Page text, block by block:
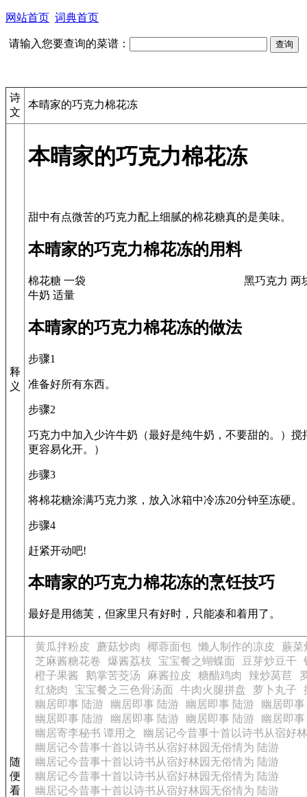
网站首页 词典首页
请输入您要查询的菜谱：
诗
文
本晴家的巧克力棉花冻
释
义
本晴家的巧克力棉花冻
本晴家的巧克力棉花冻的用料
棉花糖 一袋
黑巧克力 两
牛奶 适量
本晴家的巧克力棉花冻的做法
步骤1
准备好所有东西。
步骤2
巧克力中加入少许牛奶（最好是纯牛奶，不要甜的。）
更容易化开。）
步骤3
将棉花糖涂满巧克力浆，放入冰箱中冷冻20分钟至冻硬。
步骤4
赶紧开动吧!
本晴家的巧克力棉花冻的烹饪技巧
最好是用德芙，但家里只有好时，只能凑和着用了。
随
便
看
黄瓜拌粉皮 蘑菇炒肉 椰蓉面包 懒人制作的凉皮
蕨菜
芝麻酱糖花卷
爆酱荔枝 宝宝餐之蝴蝶面 豆芽炒豆干
橙子果酱
鹅掌苦茭汤 麻酱拉皮 糖醋鸡肉 辣炒莴苣
红烧肉
宝宝餐之三色骨汤面 牛肉火腿拼盘 萝卜丸子
幽居即事 陆游
幽居即事 陆游 幽居即事 陆游
幽居即
幽居即事 陆游
幽居即事 陆游 幽居即事 陆游
幽居即
幽居寄李秘书 谭用之
幽居记今昔事十首以诗书从宿好
幽居记今昔事十首以诗书从宿好林园无俗情为 陆游
幽居记今昔事十首以诗书从宿好林园无俗情为 陆游
幽居记今昔事十首以诗书从宿好林园无俗情为 陆游
幽居记今昔事十首以诗书从宿好林园无俗情为 陆游